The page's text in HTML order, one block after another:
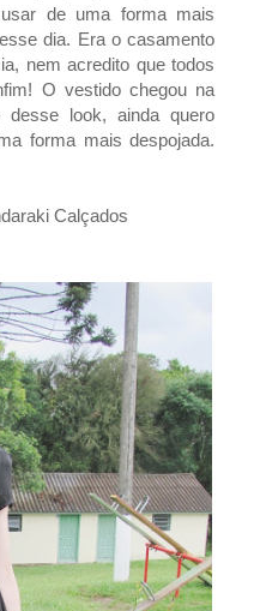
de uma forma mais
dia. Era o casamento
nem acredito que todos
O vestido chegou na
look, ainda quero
forma mais despojada.
Calçados